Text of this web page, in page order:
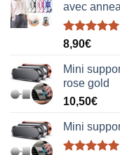
avec
Note5.00
8,90€
Mini
rose gold
10,50€
Mini